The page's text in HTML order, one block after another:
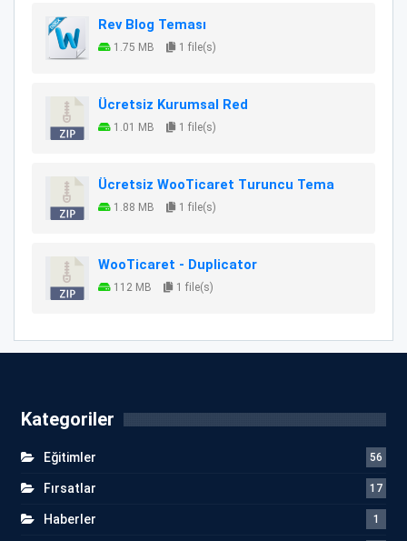
Rev Blog Teması
1.75 MB 1 file(s)
Ücretsiz Kurumsal Red
1.01 MB 1 file(s)
Ücretsiz WooTicaret Turuncu Tema
1.88 MB 1 file(s)
WooTicaret - Duplicator
112 MB 1 file(s)
Kategoriler
Eğitimler 56
Fırsatlar 17
Haberler 1